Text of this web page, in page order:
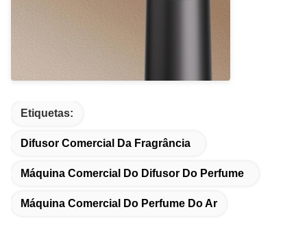
Etiquetas:
Difusor Comercial Da Fragrância
Máquina Comercial Do Difusor Do Perfume
Máquina Comercial Do Perfume Do Ar